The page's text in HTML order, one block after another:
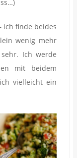
ich finde beides
wenig mehr
Ich werde
mit beidem
vielleicht ein